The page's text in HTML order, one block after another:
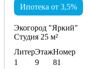
Ипотека от 3,5%
Экогород "Яркий"
Студия 25 м²
Литер
1
Этаж
9
Номер
81